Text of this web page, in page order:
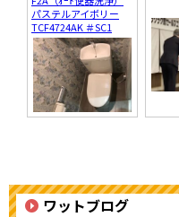
パステルアイボリー
TCF4724AK ＃SC1
ワットブログ